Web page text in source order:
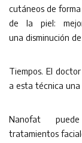
cutáneos de
de la piel:
una disminución
Tiempos. El
a esta técnica una
Nanofat
tratamientos